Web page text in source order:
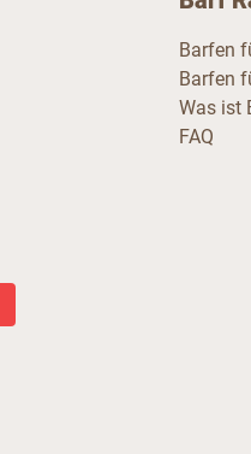
Barfen
Barfen
Was ist
FAQ